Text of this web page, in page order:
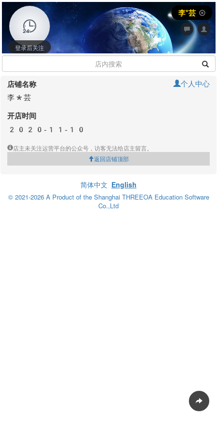
登录后关注
李*芸
店铺名称 个人中心
李*芸
开店时间
2020-11-10
店主未关注运营平台的公众号，访客无法给店主留言。
返回店铺顶部
简体中文 English
© 2021-2026 A Product of the Shanghai THREEOA Education Software
Co.,Ltd